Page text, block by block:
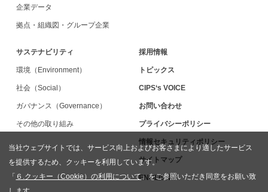
企業データ
拠点・組織図・グループ企業
サステナビリティ
環境（Environment）
社会（Social）
ガバナンス（Governance）
その他の取り組み
採用情報
トピックス
CIPS‘s VOICE
お問い合わせ
プライバシーポリシー
情報セキュリティポリシー
サイトマップ
ENGLISH
当社ウェブサイトでは、サービス向上およびお客さまにより適したサービス
を提供するため、クッキーを利用しています。
「 ６.クッキー（Cookie）の利用について」をご参照いただき同意をお願い致